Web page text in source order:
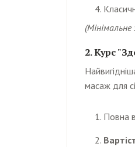
2. Курс
масаж для
Повна